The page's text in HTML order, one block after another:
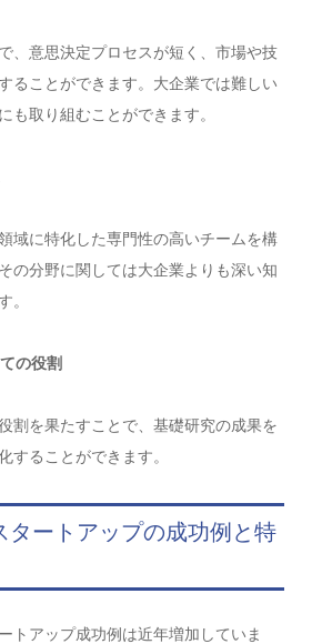
、意思決定プロセスが短く、市場や技
ることができます。大企業では難しい
も取り組むことができます。
域に特化した専門性の高いチームを構
の分野に関しては大企業よりも深い知
。
の役割
割を果たすことで、基礎研究の成果を
することができます。
タートアップの成功例と特
トアップ成功例は近年増加していま